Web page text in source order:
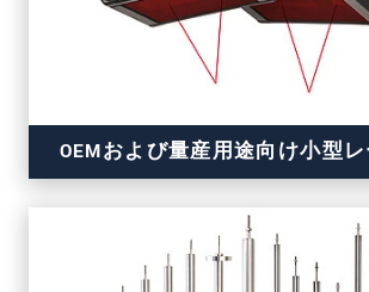
OEMおよび量産用途向け小型